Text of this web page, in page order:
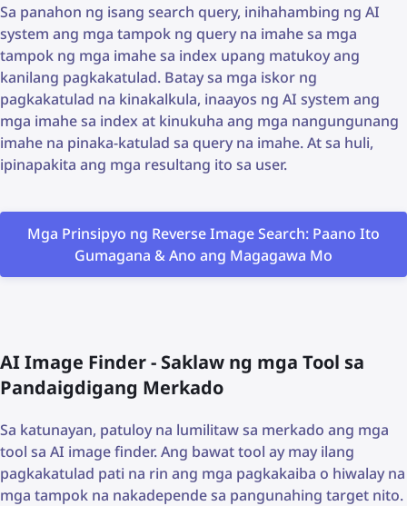
Sa panahon ng isang search query, inihahambing ng AI
system ang mga tampok ng query na imahe sa mga
tampok ng mga imahe sa index upang matukoy ang
kanilang pagkakatulad. Batay sa mga iskor ng
pagkakatulad na kinakalkula, inaayos ng AI system ang
mga imahe sa index at kinukuha ang mga nangungunang
imahe na pinaka-katulad sa query na imahe. At sa huli,
ipinapakita ang mga resultang ito sa user.
Mga Prinsipyo ng Reverse Image Search: Paano Ito
Gumagana & Ano ang Magagawa Mo
AI Image Finder - Saklaw ng mga Tool sa
Pandaigdigang Merkado
Sa katunayan, patuloy na lumilitaw sa merkado ang mga
tool sa AI image finder. Ang bawat tool ay may ilang
pagkakatulad pati na rin ang mga pagkakaiba o hiwalay na
mga tampok na nakadepende sa pangunahing target nito.